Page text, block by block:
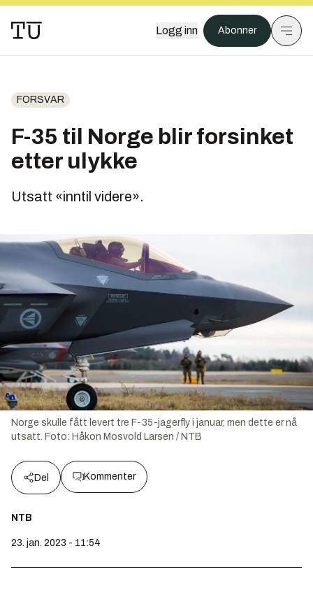
Logg inn Abonner
FORSVAR
F-35 til Norge blir forsinket
etter ulykke
Utsatt «inntil videre».
Norge skulle fått levert tre F-35-jagerfly i januar, men dette er nå
utsatt. Foto: Håkon Mosvold Larsen / NTB
Del Kommenter
NTB
23. jan. 2023 - 11:54